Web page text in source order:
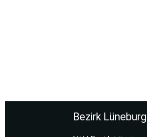
Bezirk Lüneburg